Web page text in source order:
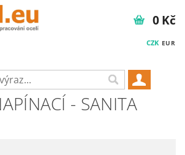
CZK EUR
0 Kč
- SANITA